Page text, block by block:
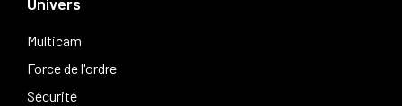
Multicam
Force de l'ordre
Sécurité